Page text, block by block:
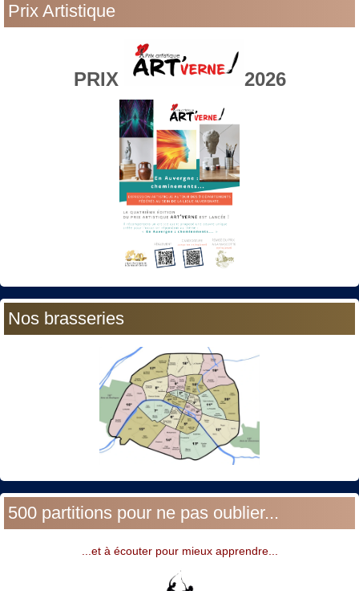
Prix Artistique
PRIX 2026
Nos brasseries
500 partitions pour ne pas oublier...
...et à écouter pour mieux apprendre...